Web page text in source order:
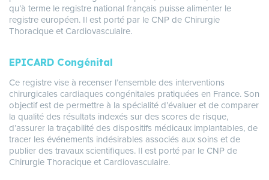
qu’à terme le registre national français puisse alimenter le
registre européen. Il est porté par le CNP de Chirurgie
Thoracique et Cardiovasculaire.
EPICARD Congénital
Ce registre vise à recenser l’ensemble des interventions
chirurgicales cardiaques congénitales pratiquées en France. Son
objectif est de permettre à la spécialité d’évaluer et de comparer
la qualité des résultats indexés sur des scores de risque,
d’assurer la traçabilité des dispositifs médicaux implantables, de
tracer les événements indésirables associés aux soins et de
publier des travaux scientifiques. Il est porté par le CNP de
Chirurgie Thoracique et Cardiovasculaire.